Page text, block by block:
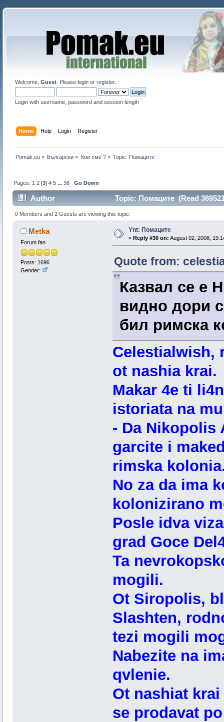
Welcome, Guest. Please loginor register.
Login with username, password and session length
Home Help Login Register
Pomak.eu » Български » Кои сме ?» Topic: Помаците
Pages: 1 2 [3]4 5 ...38 Go Down
Author Topic: Помаците (Read
0 Members and 2 Guests are viewing this topic.
Metka
Forum fan
Posts: 1696
Gender:
Ynt: Помаците
« Reply #30 on: August 02, 2008,
Quote from:
Казвал се е
видно дори
бил римска
Celestialwish,
ot nashia krai.
Makar 4e ti
istoriata na
- Da Nikopolis
garcite i
rimska
No za da ima
kolonizirano
Posle idva
grad Goce
Ta
mogili.
Ot Siropolis,
Slashten,
tezi mogili
Nabezite na
qvlenie.
Ot nashiat
se prodavat